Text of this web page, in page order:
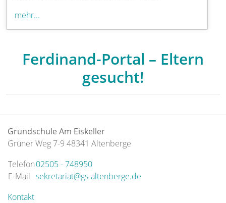
mehr...
Ferdinand-Portal – Eltern
gesucht!
Grundschule Am Eiskeller
Grüner Weg 7-9 48341 Altenberge
Telefon
E-Mail
02505 - 748950
sekretariat@gs-altenberge.de
Kontakt